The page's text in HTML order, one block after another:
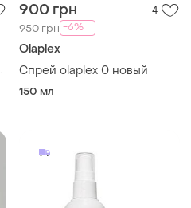
900 грн 4
950 грн -6%
Olaplex
Спрей olaplex 0 новый
150 мл